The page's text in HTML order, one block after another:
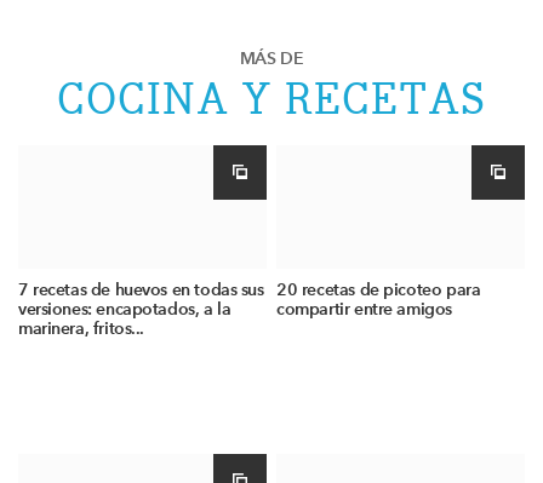
MÁS DE
COCINA Y RECETAS
7 recetas de huevos en todas sus
versiones: encapotados, a la
marinera, fritos...
20 recetas de picoteo para
compartir entre amigos